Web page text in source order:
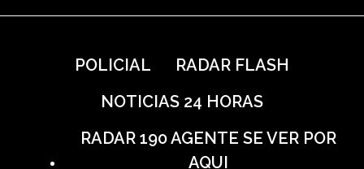
POLICIAL
RADAR FLASH
NOTICIAS 24 HORAS
RADAR 190 AGENTE SE VER POR
AQUI